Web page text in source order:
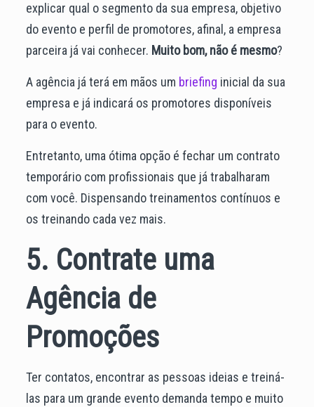
explicar qual o segmento da sua empresa, objetivo
do evento e perfil de promotores, afinal, a empresa
parceira já vai conhecer. Muito bom, não é mesmo?
A agência já terá em mãos um briefing inicial da sua
empresa e já indicará os promotores disponíveis
para o evento.
Entretanto, uma ótima opção é fechar um contrato
temporário com profissionais que já trabalharam
com você. Dispensando treinamentos contínuos e
os treinando cada vez mais.
5. Contrate uma
Agência de
Promoções
Ter contatos, encontrar as pessoas ideias e treiná-
las para um grande evento demanda tempo e muito